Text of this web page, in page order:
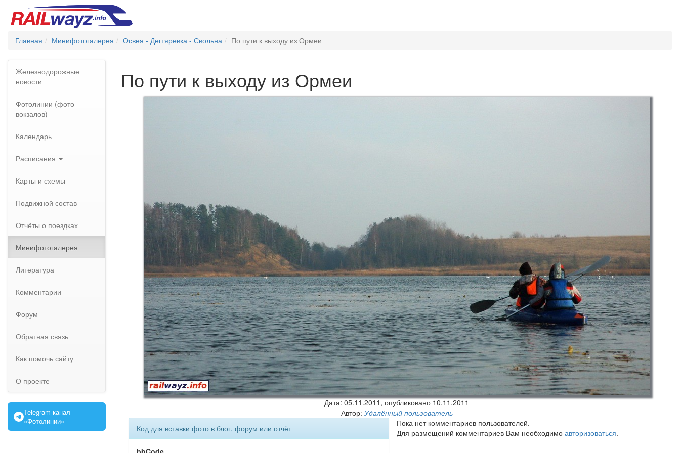
Главная Минифотогалерея Освея - Дегтяревка - Свольна По пути к выходу из Ормеи
Железнодорожные
новости
Фотолинии (фото
вокзалов)
Календарь
Расписания
Карты и схемы
Подвижной состав
Отчёты о поездках
Минифотогалерея
Литература
Комментарии
Форум
Обратная связь
Как помочь сайту
О проекте
Telegram канал
«Фотолинии»
По пути к выходу из Ормеи
Дата:05.11.2011, опубликовано 10.11.2011
Автор: Удалённый пользователь
Код для вставки фото в блог, форум или отчёт
Пока нет комментариев пользователей.
Для размещений комментариев Вам необходимо авторизоваться.